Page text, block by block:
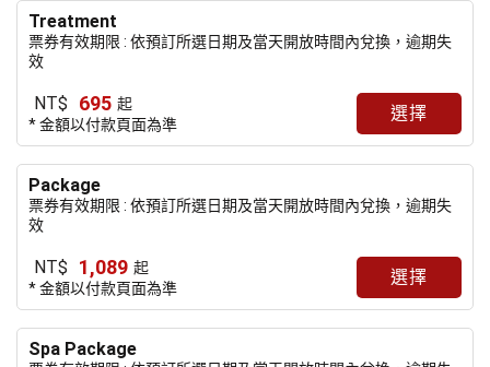
Treatment
票券有效期限 : 依預訂所選日期及當天開放時間內兌換，逾期失
效
NT$ 695 起
* 金額以付款頁面為準
選擇
Package
票券有效期限 : 依預訂所選日期及當天開放時間內兌換，逾期失
效
NT$ 1,089 起
* 金額以付款頁面為準
選擇
Spa Package